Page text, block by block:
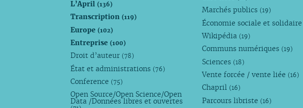
L’April(136)
Transcription(119)
Europe(102)
Entreprise(100)
Droit d’auteur (78)
État et administrations (76)
Conference (75)
Open Source/Open Science/Open
Data /Données libres et ouvertes
Marchés publics (19)
Économie sociale et solidaire
Wikipédia (19)
Communs numériques (19)
Sciences (18)
Vente forcée / vente liée (16)
Chapril (16)
Parcours libriste (16)